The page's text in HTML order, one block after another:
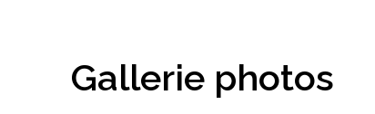
Gallerie photos